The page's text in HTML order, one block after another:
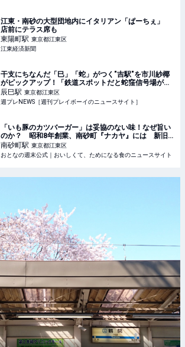
江東・南砂の大型団地内にイタリアン「ぱーちぇ」
店前にテラス席も
東陽町駅 東京都江東区
江東経済新聞
干支にちなんだ「巳」「蛇」がつく"吉駅"を市川紗椰
がピックアップ！「鉄道スポットだと蛇窪信号場が個
人的に一番」 - ライフ・文化 - ニュース
辰巳駅 東京都江東区
週プレNEWS［週刊プレイボーイのニュースサイト］
「いも豚のカツバーガー」は妥協のない味！なぜ旨い
のか？ 昭和8年創業、南砂町『ナカヤ』には 新旧の
絶品パンが100種類以上！ - おとなの週末公式｜おいし
くて、ためになる食のニュースサイト
南砂町駅 東京都江東区
おとなの週末公式｜おいしくて、ためになる食のニュースサイト